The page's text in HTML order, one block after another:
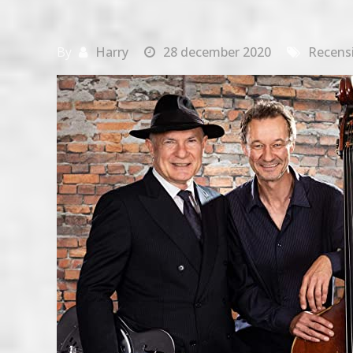
Harry 28 december 2020